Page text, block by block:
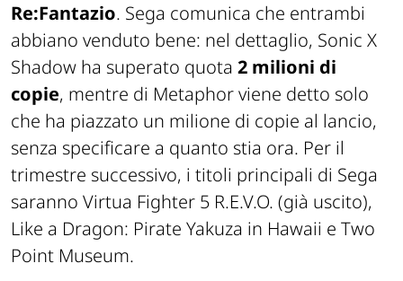
Re:Fantazio. Sega comunica che entrambi
abbiano venduto bene: nel dettaglio, Sonic X
Shadow ha superato quota 2 milioni di
copie, mentre di Metaphor viene detto solo
che ha piazzato un milione di copie al lancio,
senza specificare a quanto stia ora. Per il
trimestre successivo, i titoli principali di Sega
saranno Virtua Fighter 5 R.E.V.O. (già uscito),
Like a Dragon: Pirate Yakuza in Hawaii e Two
Point Museum.